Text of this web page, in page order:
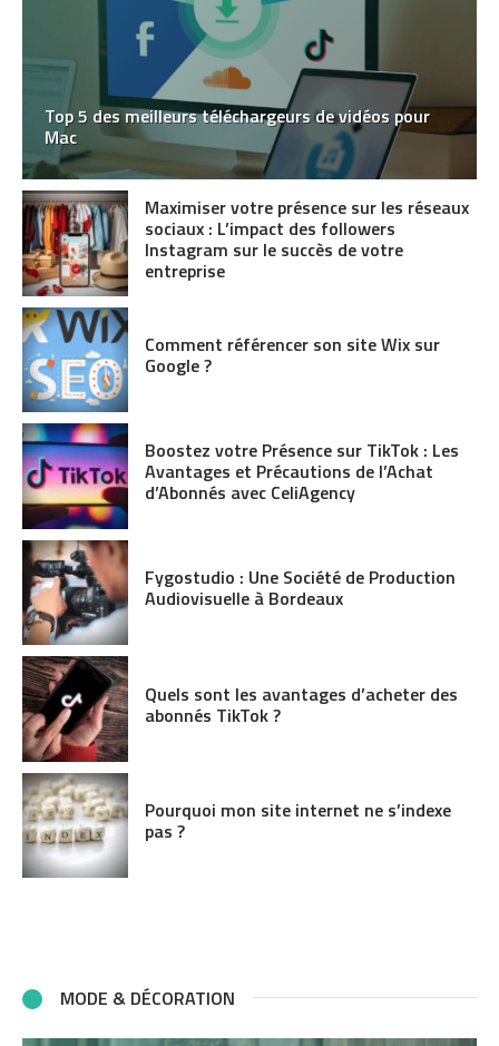
Top 5 des meilleurs téléchargeurs de vidéos pour
Mac
Maximiser votre présence sur les réseaux
sociaux : L’impact des followers
Instagram sur le succès de votre
entreprise
Comment référencer son site Wix sur
Google ?
Boostez votre Présence sur TikTok : Les
Avantages et Précautions de l’Achat
d’Abonnés avec CeliAgency
Fygostudio : Une Société de Production
Audiovisuelle à Bordeaux
Quels sont les avantages d’acheter des
abonnés TikTok ?
Pourquoi mon site internet ne s’indexe
pas ?
MODE & DÉCORATION